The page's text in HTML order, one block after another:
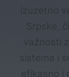
sistema i
efikasno i